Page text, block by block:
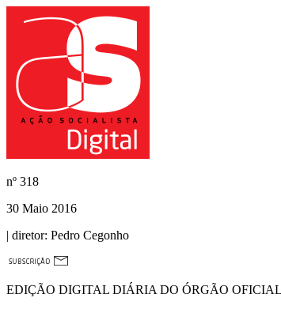
nº 318
30 Maio 2016
| diretor: Pedro Cegonho
EDIÇÃO DIGITAL DIÁRIA DO ÓRGÃO